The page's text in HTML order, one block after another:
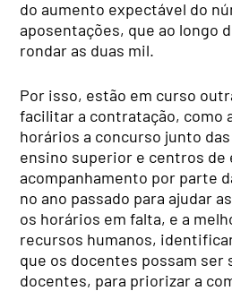
do aumento expectável do
aposentações, que ao longo
rondar as duas mil.
Por isso, estão em curso
facilitar a contratação, como
horários a concurso junto
ensino superior e centros de
acompanhamento por parte
no ano passado para ajudar
os horários em falta, e a
recursos humanos,
que os docentes possam
docentes, para priorizar a